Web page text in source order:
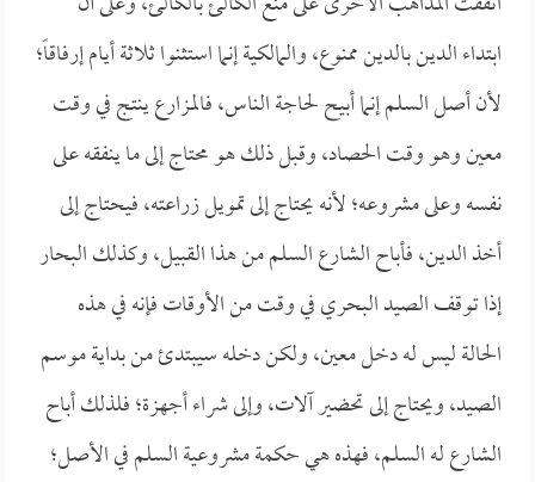
ابتداء الدين بالدين ممنوع، والمالكية إنما استثنوا ثلاثة أيام إرفاقاً؛
لأن أصل السلم إنما أبيح لحاجة الناس، فالمزارع ينتج في وقت
معين وهو وقت الحصاد، وقبل ذلك هو محتاج إلى ما ينفقه على
نفسه وعلى مشروعه؛ لأنه يحتاج إلى تمويل زراعته، فيحتاج إلى
أخذ الدين، فأباح الشارع السلم من هذا القبيل، وكذلك البحار
إذا توقف الصيد البحري في وقت من الأوقات فإنه في هذه
الحالة ليس له دخل معين، ولكن دخله سيبتدئ من بداية موسم
الصيد، ويحتاج إلى تحضير آلات، وإلى شراء أجهزة؛ فلذلك أباح
الشارع له السلم، فهذه هي حكمة مشروعية السلم في الأصل؛